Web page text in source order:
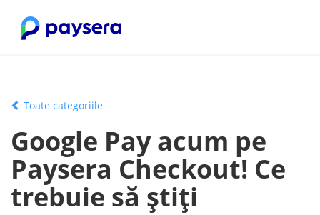
Toate categoriile
Google Pay acum pe
Paysera Checkout! Ce
trebuie să știți